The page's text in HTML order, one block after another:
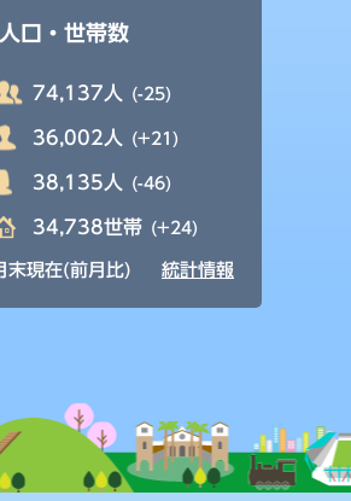
口・世帯数
74,137人 (-25)
36,002人 (+21)
38,135人 (-46)
34,738世帯 (+24)
現在(前月比) 統計情報